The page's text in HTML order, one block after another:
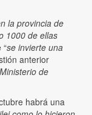
la provincia de
1000 de ellas
“se invierte una
anterior
de
habrá una